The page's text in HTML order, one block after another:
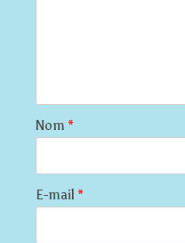
Nom *
E-mail *